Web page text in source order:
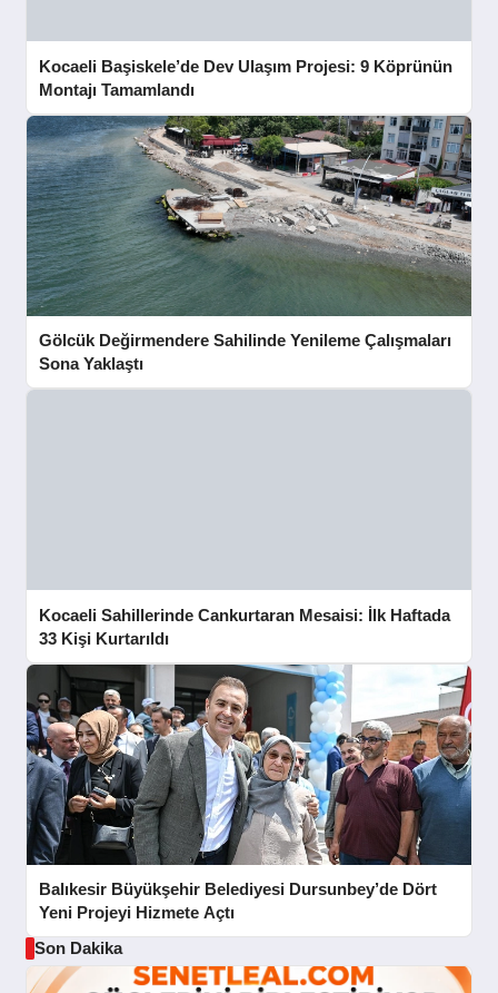
Kocaeli Başiskele’de Dev Ulaşım Projesi: 9 Köprünün
Montajı Tamamlandı
Gölcük Değirmendere Sahilinde Yenileme Çalışmaları
Sona Yaklaştı
Kocaeli Sahillerinde Cankurtaran Mesaisi: İlk Haftada
33 Kişi Kurtarıldı
Balıkesir Büyükşehir Belediyesi Dursunbey’de Dört
Yeni Projeyi Hizmete Açtı
Son Dakika